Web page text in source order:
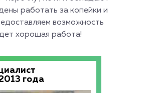
работать за копейки и
возможность
хорошая работа!
года